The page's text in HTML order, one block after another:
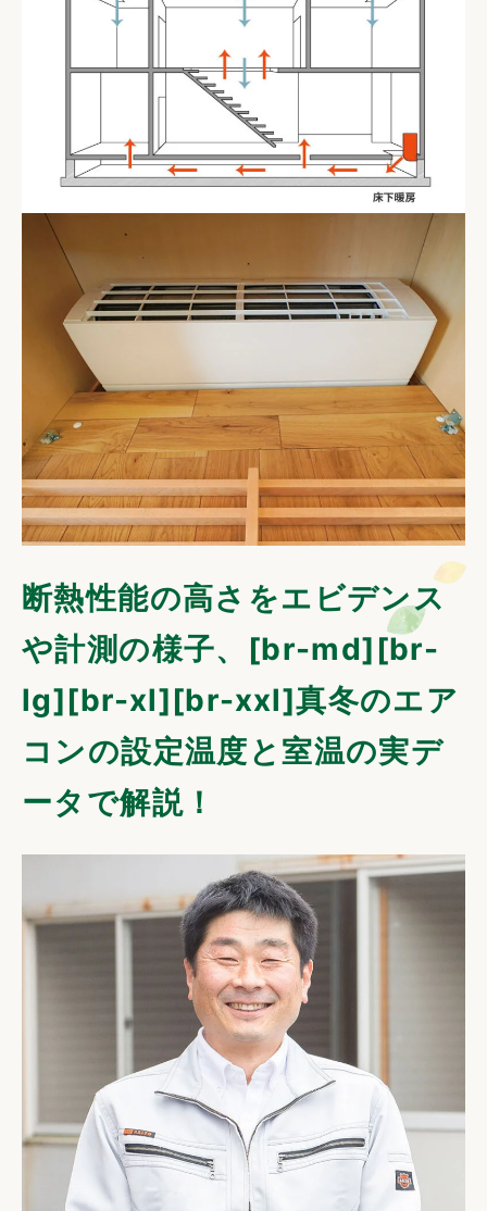
断熱性能の高さをエビデンス
や計測の様子、[br-md][br-
lg][br-xl][br-xxl]真冬のエア
コンの設定温度と室温の実デ
ータで解説！